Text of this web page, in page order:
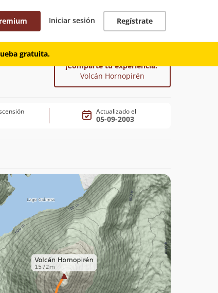
Iniciar sesión Regístrate
gratuita.
¡Comparte tu experiencia!
Volcán Hornopirén
Actualizado el
05-09-2003